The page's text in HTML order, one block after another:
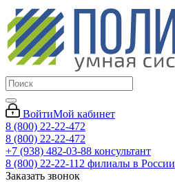
ВойтиМой кабинет
8 (800) 22-22-472
8 (800) 22-22-472
+7 (938) 482-03-88 консультант
8 (800) 22-22-112 филиалы в России
Заказать звонок